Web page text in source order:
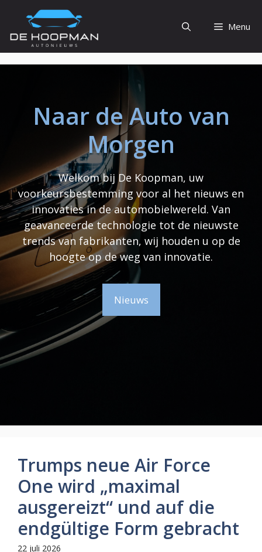
de
inhoud
Menu
Naar de Auto van
Morgen
Welkom bij De Koopman, uw
voorkeursbestemming voor al het nieuws en
innovaties in de automobielwereld. Van
geavanceerde technologie tot de nieuwste
trends van fabrikanten, wij houden u op de
hoogte op de weg van innovatie.
Nieuws
Trumps neue Air Force
One wird „maximal
ausgereizt“ und auf die
endgültige Form gebracht
22 juli 2026